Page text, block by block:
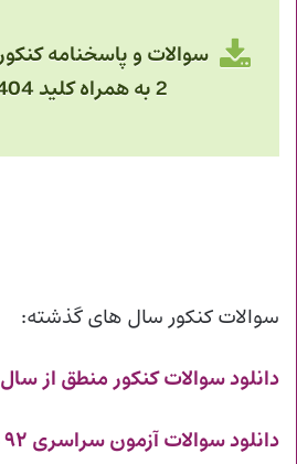
2 به همراه کلید 1404
سوالات کنکور سال های گذشته:
دانلود سوالات کنکور منطق از سال ۸۹ تا ۹۴
دانلود سوالات آزمون سراسری ۹۲ همه رشته ها